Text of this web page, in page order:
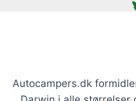
Autocampers.dk